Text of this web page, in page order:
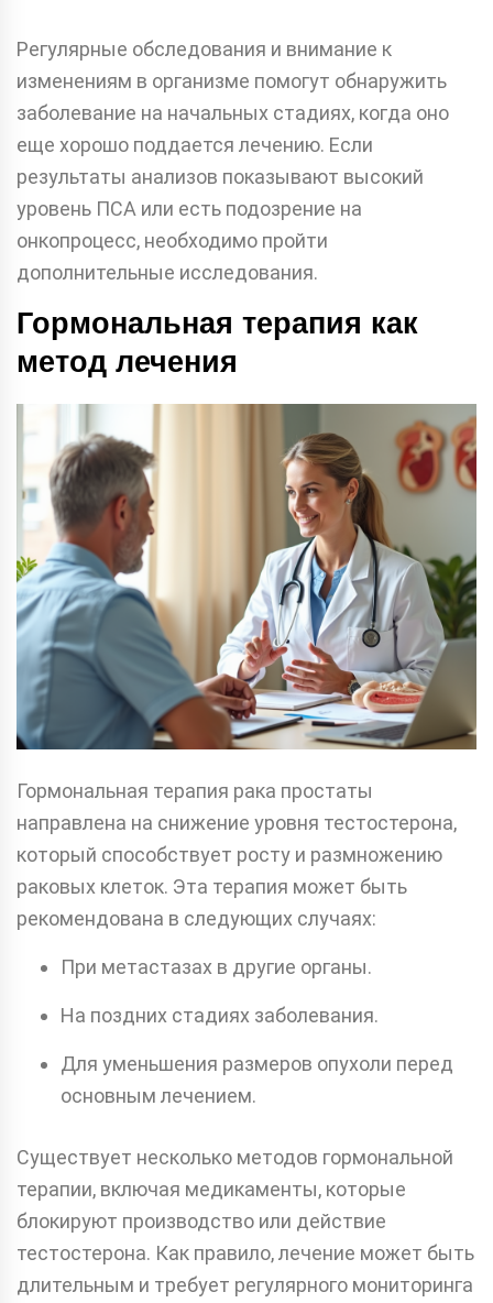
Регулярные обследования и внимание к
изменениям в организме помогут обнаружить
заболевание на начальных стадиях, когда оно
еще хорошо поддается лечению. Если
результаты анализов показывают высокий
уровень ПСА или есть подозрение на
онкопроцесс, необходимо пройти
дополнительные исследования.
Гормональная терапия как
метод лечения
Гормональная терапия рака простаты
направлена на снижение уровня тестостерона,
который способствует росту и размножению
раковых клеток. Эта терапия может быть
рекомендована в следующих случаях:
При метастазах в другие органы.
На поздних стадиях заболевания.
Для уменьшения размеров опухоли перед
основным лечением.
Существует несколько методов гормональной
терапии, включая медикаменты, которые
блокируют производство или действие
тестостерона. Как правило, лечение может быть
длительным и требует регулярного мониторинга